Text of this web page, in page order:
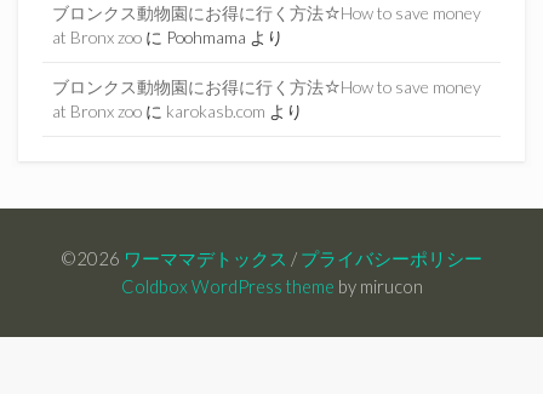
ブロンクス動物園にお得に行く方法☆How to save money
at Bronx zoo に Poohmama より
ブロンクス動物園にお得に行く方法☆How to save money
at Bronx zoo に karokasb.com より
©2026 ワーママデトックス / プライバシーポリシー
Coldbox WordPress theme by mirucon